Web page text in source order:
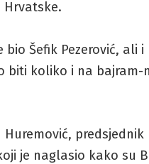
Hrvatske.
bio Šefik Pezerović,
biti koliko i na
je naglasio kako su